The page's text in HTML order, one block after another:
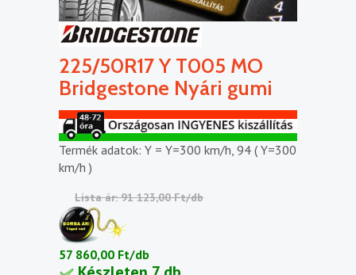
225/50R17 Y T005 MO
Bridgestone Nyári gumi
Termék adatok: Y = Y=300 km/h, 94 ( Y=300
km/h )
Lista ár: 91 123,00 Ft/db
57 860,00 Ft/db